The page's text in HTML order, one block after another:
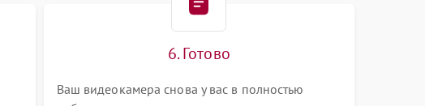
6. Готово
Ваш видеокамера снова у вас в полностью